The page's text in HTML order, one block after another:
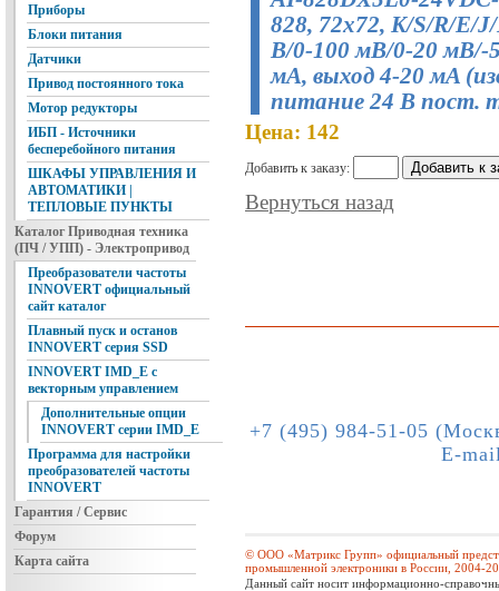
Приборы
Блоки питания
Датчики
Привод постоянного тока
Мотор редукторы
ИБП - Источники
бесперебойного питания
ШКАФЫ УПРАВЛЕНИЯ И
АВТОМАТИКИ |
ТЕПЛОВЫЕ ПУНКТЫ
Каталог Приводная техника
(ПЧ / УПП) - Электропривод
Преобразователи частоты
INNOVERT официальный
сайт каталог
Плавный пуск и останов
INNOVERT серия SSD
INNOVERT IMD_E с
векторным управлением
Дополнительные опции
INNOVERT серии IMD_E
Программа для настройки
преобразователей частоты
INNOVERT
Гарантия / Сервис
Форум
Карта сайта
828, 72x72, K/S/R/E/
В/0-100 мВ/0-20
мА, выход 4-20 мA
питание 24 В пост.
Цена: 142
Добавить к заказу:
Вернуться назад
+7 (495) 984-51-05
E-
© ООО «Матрикс Групп» официальный
промышленной электроники в России, 2004-
Данный сайт носит информационно-